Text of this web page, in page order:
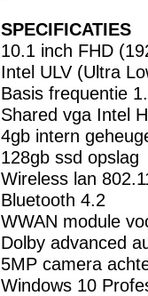
SPECIFICATIES
10.1 inch FHD
Intel ULV (Ultra
Basis frequentie
Shared vga Intel
4gb intern
128gb ssd opslag
Wireless lan
Bluetooth 4.2
WWAN module
Dolby advanced
5MP camera
Windows 10